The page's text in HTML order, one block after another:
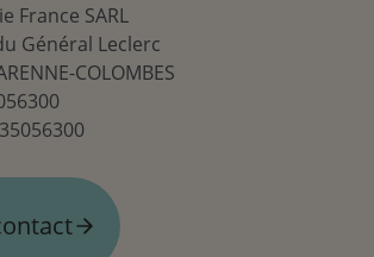
France SARL
Général Leclerc
COLOMBES